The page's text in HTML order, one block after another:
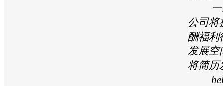
一经
公司将
酬福利
发展空
将简历